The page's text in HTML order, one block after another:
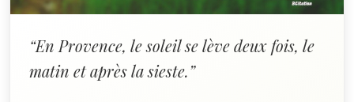
“En Provence, le soleil se lève deux fois, le
matin et après la sieste.”